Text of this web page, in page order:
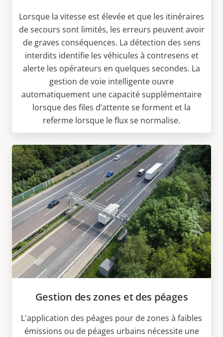
Lorsque la vitesse est élevée et que les itinéraires
de secours sont limités, les erreurs peuvent avoir
de graves conséquences. La détection des sens
interdits identifie les véhicules à contresens et
alerte les opérateurs en quelques secondes. La
gestion de voie intelligente ouvre
automatiquement une capacité supplémentaire
lorsque des files d’attente se forment et la
referme lorsque le flux se normalise.
Gestion des zones et des péages
L'application des péages pour de zones à faibles
émissions ou de péages urbains nécessite une